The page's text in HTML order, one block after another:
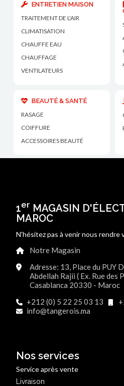
ENTRETIEN MAISON
TRAITEMENT DE L'AIR
CLIMATISATION
CHAUFFE EAU
CHAUFFAGE
VENTILATEURS
BEAUTÉ & SANTÉ
RASAGE
COIFFURE
ACCESSOIRES BEAUTÉ
1er MAGASIN
MAROC
N'hésitez pas à venir nous rendre
Notre Magasin
Adresse: 13, Place du PUY
Abdellah Rajii ( Ex. Rue des
Casablanca 20330 - Maroc
+212 (0) 5 22 25 03 13
info@tangerois.ma
Nos services
Service après vente
Livraison